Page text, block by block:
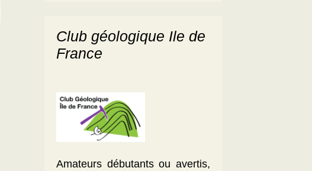
Club géologique Ile de
France
Amateurs débutants ou avertis,